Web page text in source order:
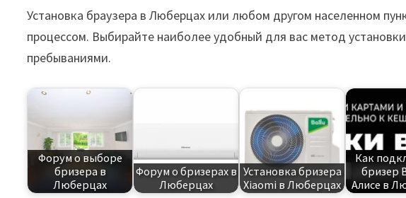
Установка браузера в Люберцах или любом другом населенном
процессом. Выбирайте наиболее удобный для вас метод
пребываниями.
Форум о выборе
бризера в
Люберцах
Форум о бризерах в
Люберцах
Установка бризера
Xiaomi в Люберцах
Как
бризер
Алисе в